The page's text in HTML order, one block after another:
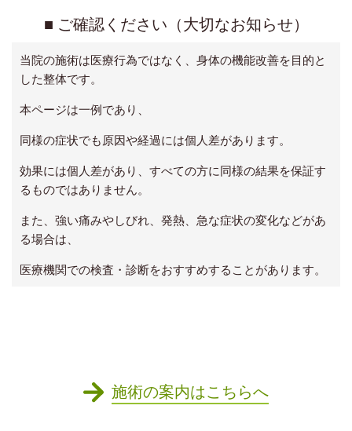
■ ご確認ください（大切なお知らせ）
当院の施術は医療行為ではなく、身体の機能改善を目的と
した整体です。
本ページは一例であり、
同様の症状でも原因や経過には個人差があります。
効果には個人差があり、すべての方に同様の結果を保証す
るものではありません。
また、強い痛みやしびれ、発熱、急な症状の変化などがあ
る場合は、
医療機関での検査・診断をおすすめすることがあります。
施術の案内はこちらへ